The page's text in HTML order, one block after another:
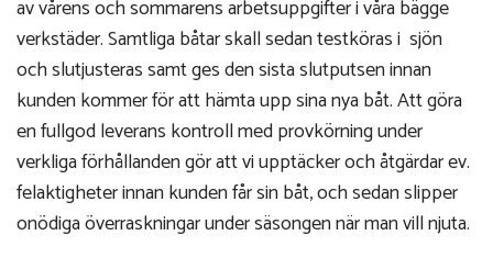
av vårens och sommarens arbetsuppgifter i våra bägge
verkstäder. Samtliga båtar skall sedan testköras i sjön
och slutjusteras samt ges den sista slutputsen innan
kunden kommer för att hämta upp sina nya båt. Att göra
en fullgod leverans kontroll med provkörning under
verkliga förhållanden gör att vi upptäcker och åtgärdar ev.
felaktigheter innan kunden får sin båt, och sedan slipper
onödiga överraskningar under säsongen när man vill njuta.